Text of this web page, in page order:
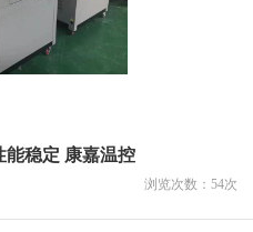
能稳定 康嘉温控
浏览次数： 54次